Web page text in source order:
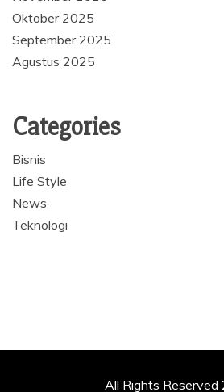
Oktober 2025
September 2025
Agustus 2025
Categories
Bisnis
Life Style
News
Teknologi
All Rights Reserved